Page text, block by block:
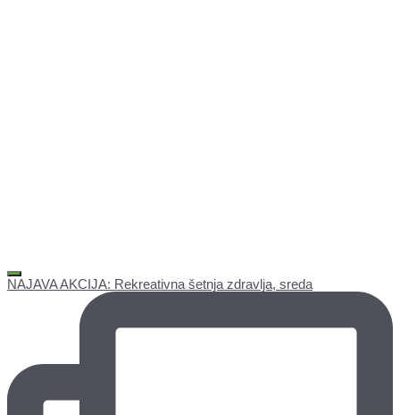
NAJAVA AKCIJA: Rekreativna šetnja zdravlja, sreda